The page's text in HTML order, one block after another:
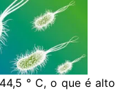
° C, o que é alto